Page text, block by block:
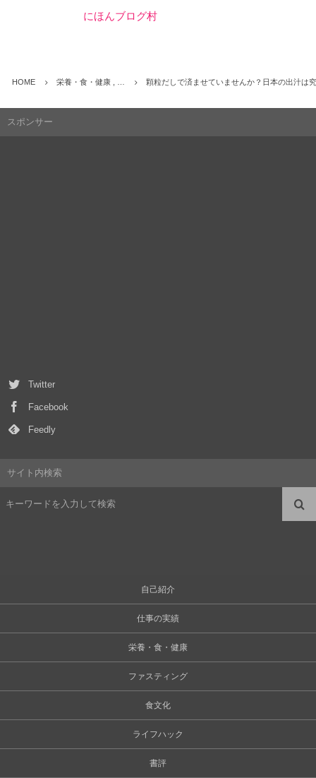
にほんブログ村
HOME 栄養・食・健康 , … 顆粒だしで済ませていませんか？日本の出汁は
スポンサー
Twitter
Facebook
Feedly
サイト内検索
自己紹介
仕事の実績
栄養・食・健康
ファスティング
食文化
ライフハック
書評